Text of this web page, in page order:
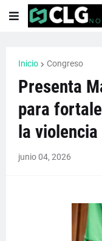
Inicio Congreso
Presenta
para
la
junio 04, 2026